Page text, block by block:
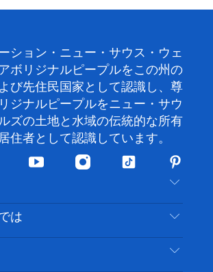
ション・ニュー・サウス・ウェ
ボリジナルピープルをこの州の
び先住民国家として認識し、尊
ジナルピープルをニュー・サウ
ズの土地と水域の伝統的な所有
住者として認識しています。
ユ
チ
ー
イ
ス
グ
テ
ッ
ト
ピ
ン
タ
レ
ス
ト
は